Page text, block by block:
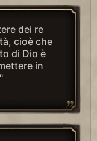
dei re
cioè che
di Dio è
in